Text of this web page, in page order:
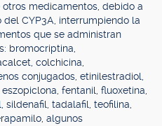
medicamentos, debido a
CYP3A, interrumpiendo la
que se administran
bromocriptina,
colchicina,
conjugados, etinilestradiol,
fentanil, fluoxetina,
sildenafil, tadalafil, teofilina,
algunos